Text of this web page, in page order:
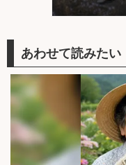
ット集中！